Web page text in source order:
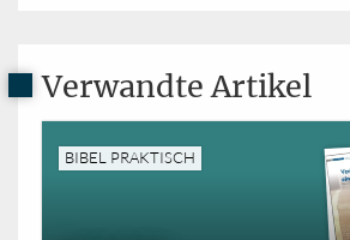
Verwandte Artikel
BIBEL PRAKTISCH